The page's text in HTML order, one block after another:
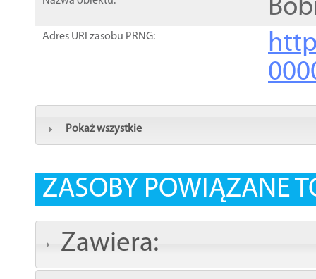
Adres URI zasobu PRNG:
Pokaż wszystkie
ZASOBY POWIĄZANE
Zawiera: